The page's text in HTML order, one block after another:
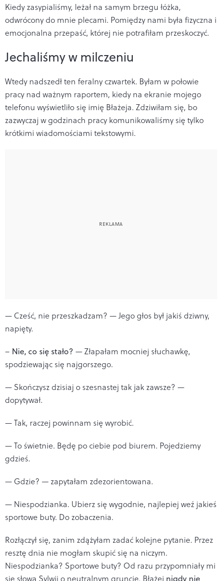
Kiedy zasypialiśmy, leżał na samym brzegu łóżka,
odwrócony do mnie plecami. Pomiędzy nami była fizyczna i
emocjonalna przepaść, której nie potrafiłam przeskoczyć.
Jechaliśmy w milczeniu
Wtedy nadszedł ten feralny czwartek. Byłam w połowie
pracy nad ważnym raportem, kiedy na ekranie mojego
telefonu wyświetliło się imię Błażeja. Zdziwiłam się, bo
zazwyczaj w godzinach pracy komunikowaliśmy się tylko
krótkimi wiadomościami tekstowymi.
— Cześć, nie przeszkadzam? — Jego głos był jakiś dziwny,
napięty.
– Nie, co się stało? — Złapałam mocniej słuchawkę,
spodziewając się najgorszego.
— Skończysz dzisiaj o szesnastej tak jak zawsze? —
dopytywał.
— Tak, raczej powinnam się wyrobić.
— To świetnie. Będę po ciebie pod biurem. Pojedziemy
gdzieś.
— Gdzie? — zapytałam zdezorientowana.
— Niespodzianka. Ubierz się wygodnie, najlepiej weź jakieś
sportowe buty. Do zobaczenia.
Rozłączył się, zanim zdążyłam zadać kolejne pytanie. Przez
resztę dnia nie mogłam skupić się na niczym.
Niespodzianka? Sportowe buty? Od razu przypomniały mi
się słowa Sylwii o neutralnym gruncie. Błażej nigdy nie